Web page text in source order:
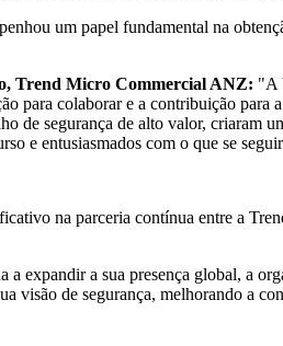
um papel fundamental na
Trend Micro Commercial ANZ: "A
para colaborar e a contribuição
de segurança de alto valor, criaram
e entusiasmados com o que se
na parceria contínua entre a
expandir a sua presença global, a
visão de segurança, melhorando a